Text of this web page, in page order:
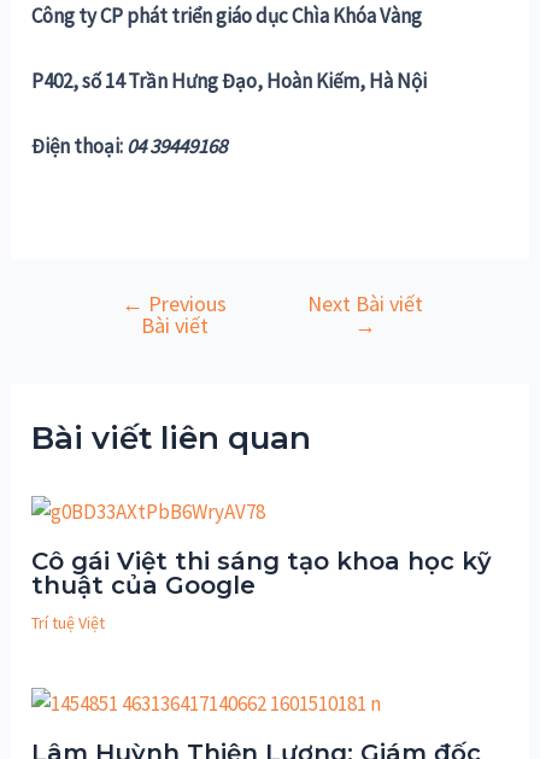
Công ty CP phát triển giáo dục Chìa Khóa Vàng
P402, số 14 Trần Hưng Đạo, Hoàn Kiếm, Hà Nội
Điện thoại:04 39449168
← Previous
Bài viết
Next Bài viết
→
Bài viết liên quan
Cô gái Việt thi sáng tạo khoa học kỹ
thuật của Google
Trí tuệ Việt